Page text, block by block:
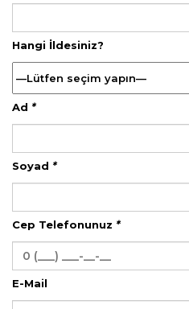
Hangi İldesiniz?
Ad *
Soyad *
Cep Telefonunuz *
E-Mail